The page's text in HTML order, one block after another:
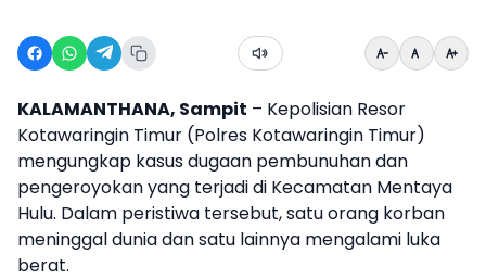
KALAMANTHANA, Sampit – Kepolisian Resor
Kotawaringin Timur (Polres Kotawaringin Timur)
mengungkap kasus dugaan pembunuhan dan
pengeroyokan yang terjadi di Kecamatan Mentaya
Hulu. Dalam peristiwa tersebut, satu orang korban
meninggal dunia dan satu lainnya mengalami luka
berat.